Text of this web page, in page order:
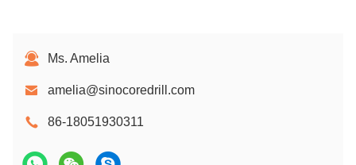
Ms. Amelia
amelia@sinocoredrill.com
86-18051930311